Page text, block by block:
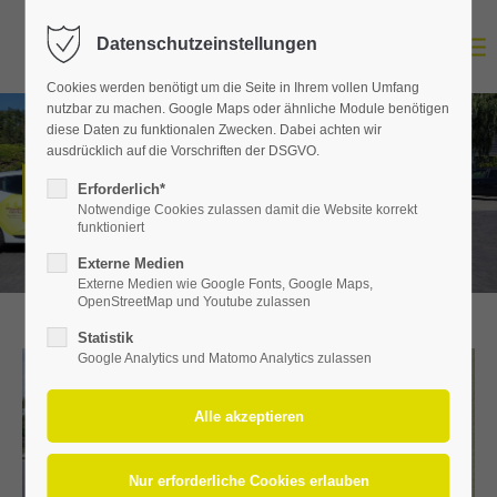
Login
Benutzername
Passwort
Anmelden
Support
Lorem ipsum dolor sit amet:
Über uns
Datenschutzeinstellungen
Cookies werden benötigt um die Seite in Ihrem vollen Umfang
nutzbar zu machen. Google Maps oder ähnliche Module benötigen
diese Daten zu funktionalen Zwecken. Dabei achten wir
ausdrücklich auf die Vorschriften der DSGVO.
Erforderlich*
Notwendige Cookies zulassen damit die Website korrekt
funktioniert
Externe Medien
Externe Medien wie Google Fonts, Google Maps,
OpenStreetMap und Youtube zulassen
Statistik
Google Analytics und Matomo Analytics zulassen